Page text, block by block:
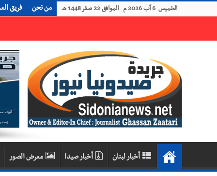
الخميس 6 آب 2026 م الموافق 22 صفر 1448 هـ من نحن فريق
أخبار لبنان أخبار صيدا معرض الصور